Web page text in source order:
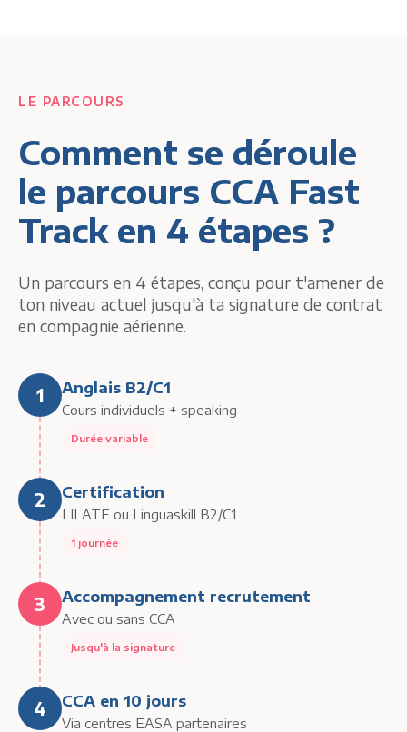
LE PARCOURS
Comment se déroule
le parcours CCA Fast
Track en 4 étapes ?
Un parcours en 4 étapes, conçu pour t'amener de
ton niveau actuel jusqu'à ta signature de contrat
en compagnie aérienne.
1 Anglais B2/C1
Cours individuels + speaking
Durée variable
2 Certification
LILATE ou Linguaskill B2/C1
1 journée
3 Accompagnement recrutement
Avec ou sans CCA
Jusqu'à la signature
4 CCA en 10 jours
Via centres EASA partenaires